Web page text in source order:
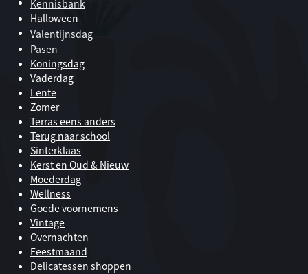
Kennisbank
Halloween
Valentijnsdag
Pasen
Koningsdag
Vaderdag
Lente
Zomer
Terras eens anders
Terug naar school
Sinterklaas
Kerst en Oud & Nieuw
Moederdag
Wellness
Goede voornemens
Vintage
Overnachten
Feestmaand
Delicatessen shoppen